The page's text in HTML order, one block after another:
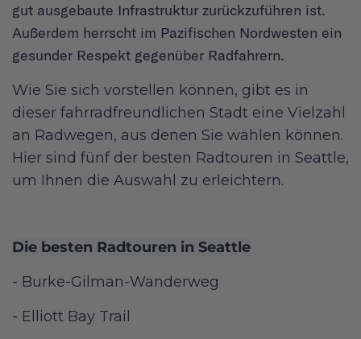
gut ausgebaute Infrastruktur zurückzuführen ist.
Außerdem herrscht im Pazifischen Nordwesten ein
gesunder Respekt gegenüber Radfahrern.
Wie Sie sich vorstellen können, gibt es in
dieser fahrradfreundlichen Stadt eine Vielzahl
an Radwegen, aus denen Sie wählen können.
Hier sind fünf der besten Radtouren in Seattle,
um Ihnen die Auswahl zu erleichtern.
Die besten Radtouren in Seattle
- Burke-Gilman-Wanderweg
- Elliott Bay Trail